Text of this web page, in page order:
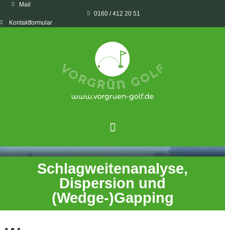
Mail
0160 / 412 20 51
Kontaktformular
Schlagweitenanalyse,
Dispersion und
(Wedge-)Gapping